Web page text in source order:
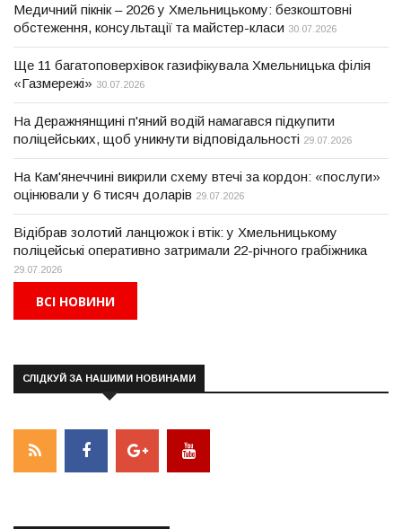
Медичний пікнік – 2026 у Хмельницькому: безкоштовні
обстеження, консультації та майстер-класи 30.07.2026
Ще 11 багатоповерхівок газифікувала Хмельницька філія
«Газмережі» 30.07.2026
На Деражнянщині п'яний водій намагався підкупити
поліцейських, щоб уникнути відповідальності 29.07.2026
На Кам'янеччині викрили схему втечі за кордон: «послуги»
оцінювали у 6 тисяч доларів 29.07.2026
Відібрав золотий ланцюжок і втік: у Хмельницькому
поліцейські оперативно затримали 22-річного грабіжника
29.07.2026
ВСІ НОВИНИ
СЛІДКУЙ ЗА НАШИМИ НОВИНАМИ